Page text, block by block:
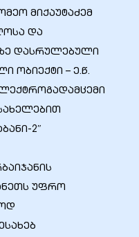
მიქაუტაძემ
და
დასრულებული
ობიექტი – ე.წ.
2″
უფრო